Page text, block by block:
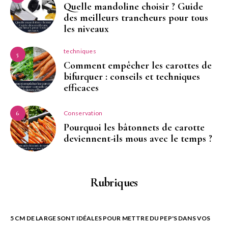
Quelle mandoline choisir ? Guide
des meilleurs trancheurs pour tous
les niveaux
5 techniques
Comment empêcher les carottes de
bifurquer : conseils et techniques
efficaces
6 Conservation
Pourquoi les bâtonnets de carotte
deviennent-ils mous avec le temps ?
Rubriques
5 CM DE LARGE SONT IDÉALES POUR METTRE DU PEP'S DANS VOS